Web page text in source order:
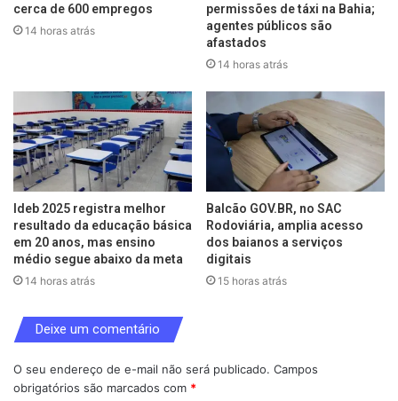
cerca de 600 empregos
14 horas atrás
permissões de táxi na Bahia;
agentes públicos são
afastados
14 horas atrás
Ideb 2025 registra melhor
resultado da educação básica
em 20 anos, mas ensino
médio segue abaixo da meta
14 horas atrás
Balcão GOV.BR, no SAC
Rodoviária, amplia acesso
dos baianos a serviços
digitais
15 horas atrás
Deixe um comentário
O seu endereço de e-mail não será publicado. Campos
obrigatórios são marcados com *